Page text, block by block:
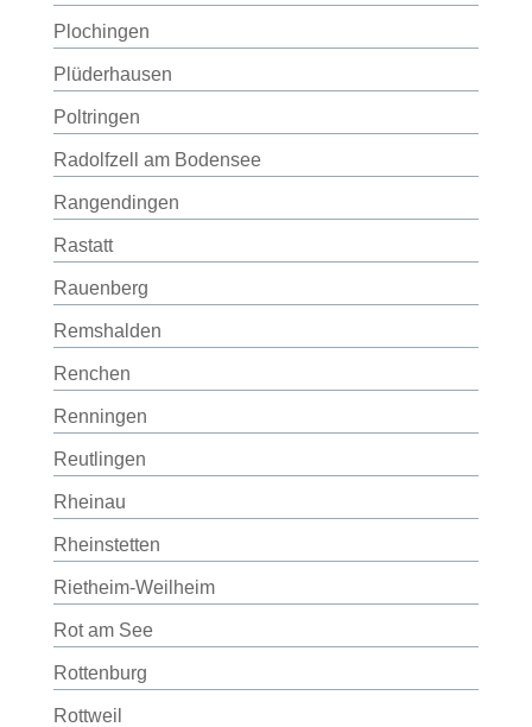
Plochingen
Plüderhausen
Poltringen
Radolfzell am Bodensee
Rangendingen
Rastatt
Rauenberg
Remshalden
Renchen
Renningen
Reutlingen
Rheinau
Rheinstetten
Rietheim-Weilheim
Rot am See
Rottenburg
Rottweil